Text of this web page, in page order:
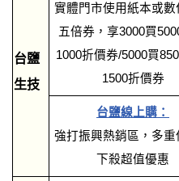
台鹽
生技
實體門市使用紙本或數
五倍券， 享3000買
1000折價券/5000買
1500折價券
台鹽線上購：
強打振興熱銷區，多重
下殺超值優惠